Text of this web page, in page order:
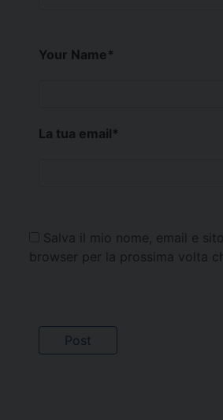
Your Name*
La tua email*
Salva il mio nome, email e
browser per la prossima volta